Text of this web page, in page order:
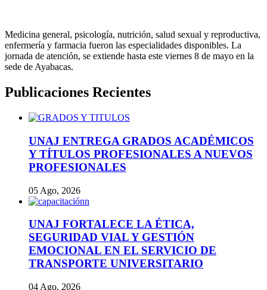
Medicina general, psicología, nutrición, salud sexual y reproductiva,
enfermería y farmacia fueron las especialidades disponibles. La
jornada de atención, se extiende hasta este viernes 8 de mayo en la
sede de Ayabacas.
Publicaciones Recientes
UNAJ ENTREGA GRADOS ACADÉMICOS
Y TÍTULOS PROFESIONALES A NUEVOS
PROFESIONALES
05 Ago, 2026
UNAJ FORTALECE LA ÉTICA,
SEGURIDAD VIAL Y GESTIÓN
EMOCIONAL EN EL SERVICIO DE
TRANSPORTE UNIVERSITARIO
04 Ago, 2026